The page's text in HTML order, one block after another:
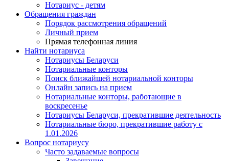
Нотариус - детям
Обращения граждан
Порядок рассмотрения обращений
Личный прием
Прямая телефонная линия
Найти нотариуса
Нотариусы Беларуси
Нотариальные конторы
Поиск ближайшей нотариальной конторы
Онлайн запись на прием
Нотариальные конторы, работающие в
воскресенье
Нотариусы Беларуси, прекратившие деятельность
Нотариальные бюро, прекратившие работу с
1.01.2026
Вопрос нотариусу
Часто задаваемые вопросы